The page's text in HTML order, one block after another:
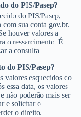
do PIS/Pasep?
do PIS/Pasep,
com sua conta gov.br.
houver valores a
o ressarcimento. É
a consulta.
do PIS/Pasep?
valores esquecidos do
essa data, os valores
não poderão mais ser
e solicitar o
o direito.